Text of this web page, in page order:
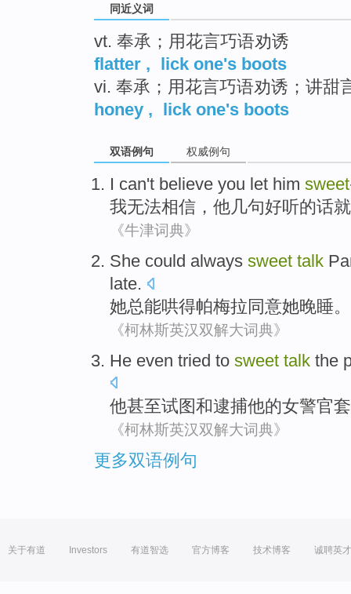
同近义词
vt. 奉承；用花言巧语劝诱
flatter ,
lick one's boots
vi. 奉承；用花言巧语劝诱；讲甜
honey , lick one's boots
双语例句 权威例句
I can't believe you let him
我无法相信 ， 他几句好听的话就
《牛津词典》
She could always sweet talk
late.
她总能哄得帕梅拉同意她晚睡。
《柯林斯英汉双解大词典》
He even tried to sweet talk the
他甚至试图和逮捕他的女警官
《柯林斯英汉双解大词典》
更多双语例句
关于有道 Investors 有道智选 官方博客 技术博客 诚聘英才